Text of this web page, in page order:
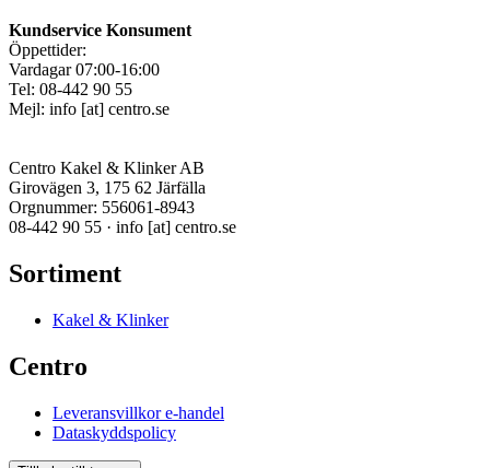
Kundservice Konsument
Öppettider:
Vardagar 07:00-16:00
Tel: 08-442 90 55
Mejl: info [at] centro.se
Centro Kakel & Klinker AB
Girovägen 3, 175 62 Järfälla
Orgnummer: 556061-8943
08-442 90 55 · info [at] centro.se
Sortiment
Kakel & Klinker
Centro
Leveransvillkor e-handel
Dataskyddspolicy